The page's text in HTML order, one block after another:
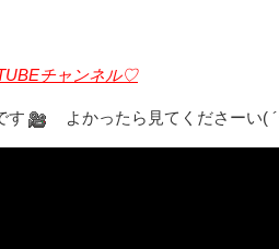
チャンネル♡
す よかったら見てくださーい(